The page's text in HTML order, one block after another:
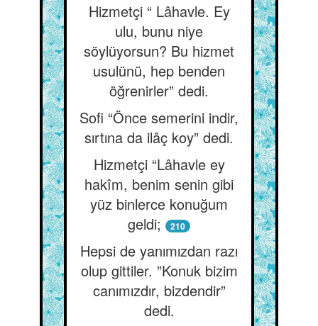
Hizmetçi “ Lâhavle. Ey
ulu, bunu niye
söylüyorsun? Bu hizmet
usulünü, hep benden
öğrenirler” dedi.
Sofi “Önce semerini indir,
sırtına da ilâç koy” dedi.
Hizmetçi “Lâhavle ey
hakîm, benim senin gibi
yüz binlerce konuğum
geldi;
210
Hepsi de yanımızdan razı
olup gittiler. ”Konuk bizim
canımızdır, bizdendir”
dedi.